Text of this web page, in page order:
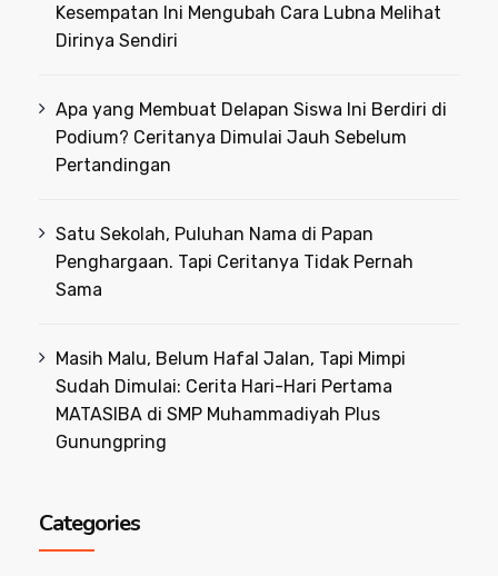
Kesempatan Ini Mengubah Cara Lubna Melihat
Dirinya Sendiri
Apa yang Membuat Delapan Siswa Ini Berdiri di
Podium? Ceritanya Dimulai Jauh Sebelum
Pertandingan
Satu Sekolah, Puluhan Nama di Papan
Penghargaan. Tapi Ceritanya Tidak Pernah
Sama
Masih Malu, Belum Hafal Jalan, Tapi Mimpi
Sudah Dimulai: Cerita Hari-Hari Pertama
MATASIBA di SMP Muhammadiyah Plus
Gunungpring
Categories